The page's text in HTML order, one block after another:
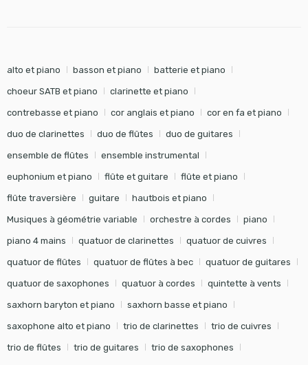
alto et piano basson et piano batterie et piano
choeur SATB et piano clarinette et piano
contrebasse et piano cor anglais et piano cor en fa et piano
duo de clarinettes duo de flûtes duo de guitares
ensemble de flûtes ensemble instrumental
euphonium et piano flûte et guitare flûte et piano
flûte traversière guitare hautbois et piano
Musiques à géométrie variable orchestre à cordes piano
piano 4 mains quatuor de clarinettes quatuor de cuivres
quatuor de flûtes quatuor de flûtes à bec quatuor de guitares
quatuor de saxophones quatuor à cordes quintette à vents
saxhorn baryton et piano saxhorn basse et piano
saxophone alto et piano trio de clarinettes trio de cuivres
trio de flûtes trio de guitares trio de saxophones